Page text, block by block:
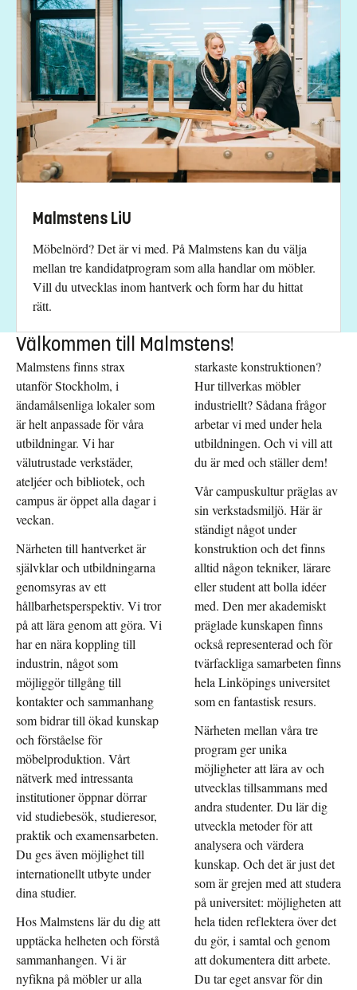
Malmstens LiU
Möbelnörd? Det är vi med. På Malmstens kan du välja
mellan tre kandidatprogram som alla handlar om möbler.
Vill du utvecklas inom hantverk och form har du hittat
rätt.
Välkommen till Malmstens!
Malmstens finns strax
utanför Stockholm, i
ändamålsenliga lokaler som
är helt anpassade för våra
utbildningar. Vi har
välutrustade verkstäder,
ateljéer och bibliotek, och
campus är öppet alla dagar i
veckan.
Närheten till hantverket är
självklar och utbildningarna
genomsyras av ett
hållbarhetsperspektiv. Vi tror
på att lära genom att göra. Vi
har en nära koppling till
industrin, något som
möjliggör tillgång till
kontakter och sammanhang
som bidrar till ökad kunskap
och förståelse för
möbelproduktion. Vårt
nätverk med intressanta
institutioner öppnar dörrar
vid studiebesök, studieresor,
praktik och examensarbeten.
Du ges även möjlighet till
internationellt utbyte under
dina studier.
Hos Malmstens lär du dig att
upptäcka helheten och förstå
sammanhangen. Vi är
nyfikna på möbler ur alla
starkaste konstruktionen?
Hur tillverkas möbler
industriellt? Sådana frågor
arbetar vi med under hela
utbildningen. Och vi vill att
du är med och ställer dem!
Vår campuskultur präglas av
sin verkstadsmiljö. Här är
ständigt något under
konstruktion och det finns
alltid någon tekniker, lärare
eller student att bolla idéer
med. Den mer akademiskt
präglade kunskapen finns
också representerad och för
tvärfackliga samarbeten finns
hela Linköpings universitet
som en fantastisk resurs.
Närheten mellan våra tre
program ger unika
möjligheter att lära av och
utvecklas tillsammans med
andra studenter. Du lär dig
utveckla metoder för att
analysera och värdera
kunskap. Och det är just det
som är grejen med att studera
på universitet: möjligheten att
hela tiden reflektera över det
du gör, i samtal och genom
att dokumentera ditt arbete.
Du tar eget ansvar för din